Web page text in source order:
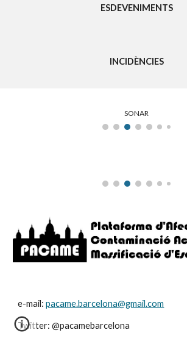
ESDEVENIMENTS
INCIDÈNCIES
SONAR
e-mail:pacame.barcelona@gmail.com
Twitter: @pacamebarcelona